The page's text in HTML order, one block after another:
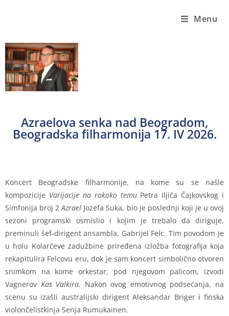
Menu
Azraelova senka nad Beogradom,
Beogradska filharmonija 17. IV 2026.
Koncert Beogradske filharmonije, na kome su se našle
kompozicije Varijacije na rokoko temuPetra Iljiča Čajkovskog i
Simfonija broj 2Azrael Jozefa Suka, bio je poslednji koji je u ovoj
sezoni programski osmislio i kojim je trebalo da diriguje,
preminuli šef-dirigent ansambla, Gabrijel Felc. Tim povodom je
u holu Kolarčeve zadužbine priređena izložba fotografija koja
rekapitulira Felcovu eru, dok je sam koncert simbolično otvoren
snimkom na kome orkestar, pod njegovom palicom, izvodi
Vagnerov Kas Valkira. Nakon ovog emotivnog podsećanja, na
scenu su izašli australijski dirigent Aleksandar Briger i finska
violončelistkinja Senja Rumukainen.